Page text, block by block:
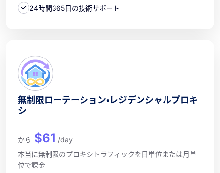
24時間365日の技術サポート
無制限ローテーション・レジデンシャルプロキ
シ
から $61 /day
本当に無制限のプロキシトラフィックを日単位または月単
位で課金